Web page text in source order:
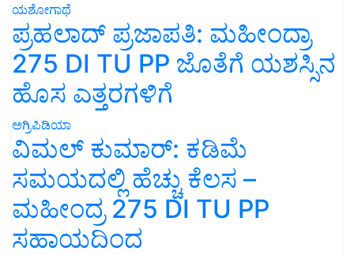
ಯಶೋಗಾಥೆ
ಪ್ರಹಲಾದ್ ಪ್ರಜಾಪತಿ: ಮಹೀಂದ್ರಾ
275 DI TU PP ಜೊತೆಗೆ ಯಶಸ್ಸಿನ
ಹೊಸ ಎತ್ತರಗಳಿಗೆ
ಅಗ್ರಿಪಿಡಿಯಾ
ವಿಮಲ್ ಕುಮಾರ್: ಕಡಿಮೆ
ಸಮಯದಲ್ಲಿ ಹೆಚ್ಚು ಕೆಲಸ –
ಮಹೀಂದ್ರ 275 DI TU PP
ಸಹಾಯದಿಂದ